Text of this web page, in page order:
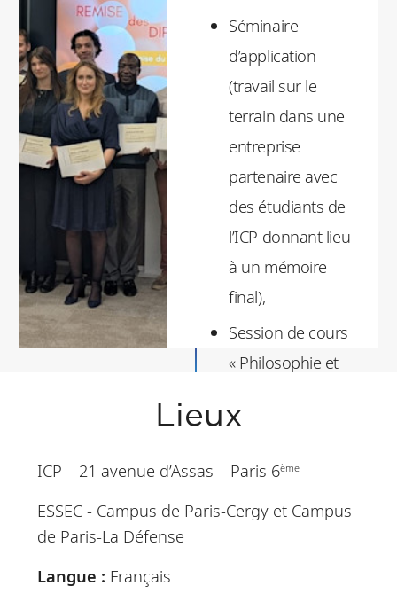
Séminaire
d’application
(travail sur le
terrain dans une
entreprise
partenaire avec
des étudiants de
l’ICP donnant lieu
à un mémoire
final),
Session de cours
« Philosophie et
Trois cours dans le
Lieux
ICP – 21 avenue d’Assas – Paris 6ème
ESSEC - Campus de Paris-Cergy et Campus
de Paris-La Défense
Langue : Français